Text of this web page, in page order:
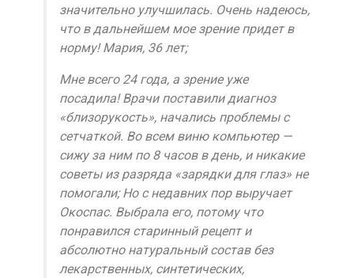
значительно улучшилась. Очень надеюсь,
что в дальнейшем мое зрение придет в
норму! Мария, 36 лет;
Мне всего 24 года, а зрение уже
посадила! Врачи поставили диагноз
«близорукость», начались проблемы с
сетчаткой. Во всем виню компьютер —
сижу за ним по 8 часов в день, и никакие
советы из разряда «зарядки для глаз» не
помогали; Но с недавних пор выручает
Окоспас. Выбрала его, потому что
понравился старинный рецепт и
абсолютно натуральный состав без
лекарственных, синтетических,